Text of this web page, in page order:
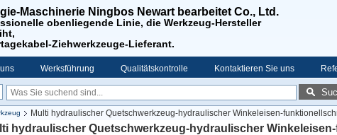
Maschinerie Ningbos Newart bearbeitet Co., Ltd.
obenliegende Linie, die Werkzeug-Hersteller
Ziehwerkzeuge-Lieferant.
Werksführung Qualitätskontrolle Kontaktieren Sie uns
Multi hydraulischer Quetschwerkzeug-hydraulischer Winkeleisen-
hydraulischer Quetschwerkzeug-hydraulischer